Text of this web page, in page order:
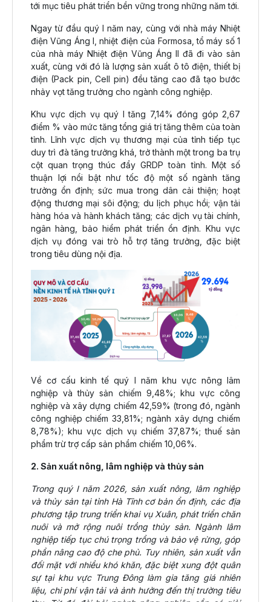
tới mục tiêu phát triển bền vững trong những năm tới.
Ngay từ đầu quý I năm nay, cùng với nhà máy Nhiệt
điện Vũng Áng I, nhiệt điện của Formosa, tổ máy số 1
của nhà máy Nhiệt điện Vũng Áng II đã đi vào sản
xuất, cùng với đó là lượng sản xuất ô tô điện, thiết bị
điện (Pack pin, Cell pin) đều tăng cao đã tạo bước
nhảy vọt tăng trưởng cho ngành công nghiệp.
Khu vực dịch vụ quý I tăng 7,14% đóng góp 2,67
điểm % vào mức tăng tổng giá trị tăng thêm của toàn
tỉnh. Lĩnh vực dịch vụ thương mại của tỉnh tiếp tục
duy trì đà tăng trưởng khá, trở thành một trong ba trụ
cột quan trọng thúc đẩy GRDP toàn tỉnh. Một số
thuận lợi nổi bật như tốc độ một số ngành tăng
trưởng ổn định; sức mua trong dân cải thiện; hoạt
động thương mại sôi động; du lịch phục hồi; vận tải
hàng hóa và hành khách tăng; các dịch vụ tài chính,
ngân hàng, bảo hiểm phát triển ổn định. Khu vực
dịch vụ đóng vai trò hỗ trợ tăng trưởng, đặc biệt
trong tiêu dùng nội địa.
Về cơ cấu kinh tế quý I năm khu vực nông lâm
nghiệp và thủy sản chiếm 9,48%; khu vực công
nghiệp và xây dựng chiếm 42,59% (trong đó, ngành
công nghiệp chiếm 33,81%; ngành xây dựng chiếm
8,78%); khu vực dịch vụ chiếm 37,87%; thuế sản
phẩm trừ trợ cấp sản phẩm chiếm 10,06%.
2. Sản xuất nông, lâm nghiệp và thủy sản
Trong quý I năm 2026, sản xuất nông, lâm nghiệp
và thủy sản tại tỉnh Hà Tĩnh cơ bản ổn định, các địa
phương tập trung triển khai vụ Xuân, phát triển chăn
nuôi và mở rộng nuôi trồng thủy sản. Ngành lâm
nghiệp tiếp tục chú trọng trồng và bảo vệ rừng, góp
phần nâng cao độ che phủ. Tuy nhiên, sản xuất vẫn
đối mặt với nhiều khó khăn, đặc biệt xung đột quân
sự tại khu vực Trung Đông làm gia tăng giá nhiên
liệu, chi phí vận tải và ảnh hưởng đến thị trường tiêu